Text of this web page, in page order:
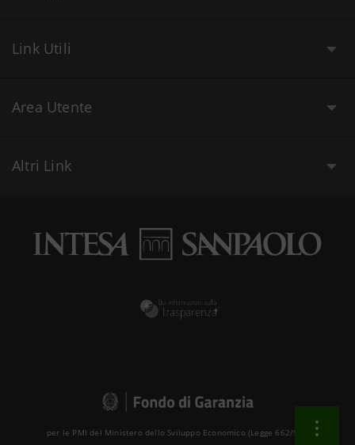
Link Utili
Area Utente
Altri Link
per le PMI del Ministero dello Sviluppo Economico (Legge 662/96 )